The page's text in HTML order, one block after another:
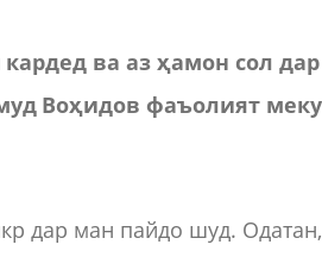
ва аз ҳамон сол
Воҳидов фаъолият
дар ман пайдо шуд.